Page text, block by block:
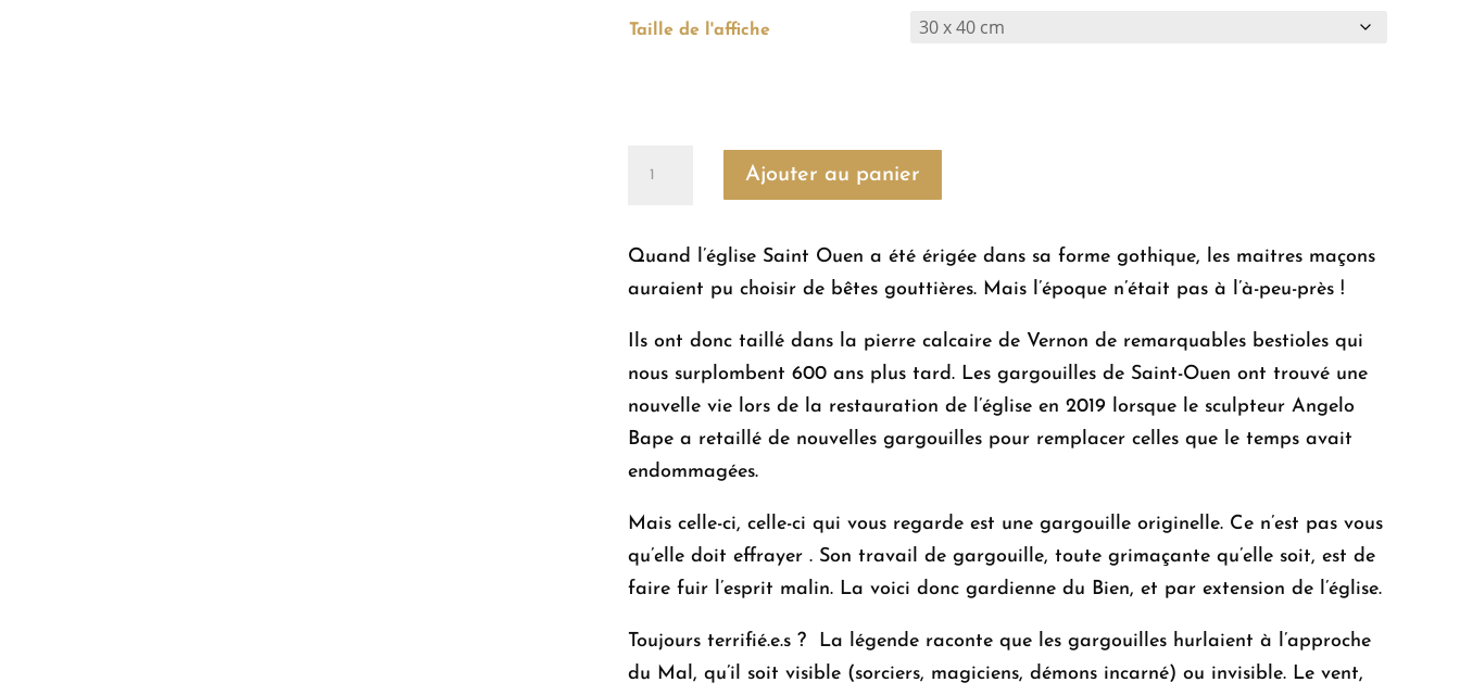
Taille de l'affiche
AUDEMER
-
Ouen
Ajouter au panier
Quand l’église Saint Ouen a été érigée dans sa forme gothique, les maitres maçons
auraient pu choisir de bêtes gouttières. Mais l’époque n’était pas à l’à-peu-près !
Ils ont donc taillé dans la pierre calcaire de Vernon de remarquables bestioles qui
nous surplombent 600 ans plus tard. Les gargouilles de Saint-Ouen ont trouvé une
nouvelle vie lors de la restauration de l’église en 2019 lorsque le sculpteur Angelo
Bape a retaillé de nouvelles gargouilles pour remplacer celles que le temps avait
endommagées.
Mais celle-ci, celle-ci qui vous regarde est une gargouille originelle. Ce n’est pas vous
qu’elle doit effrayer . Son travail de gargouille, toute grimaçante qu’elle soit, est de
faire fuir l’esprit malin. La voici donc gardienne du Bien, et par extension de l’église.
Toujours terrifié.e.s ? La légende raconte que les gargouilles hurlaient à l’approche
du Mal, qu’il soit visible (sorciers, magiciens, démons incarné) ou invisible. Le vent,